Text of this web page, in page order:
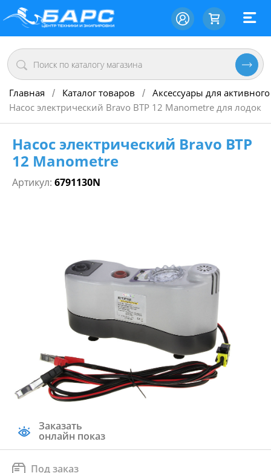
Главная / Каталог товаров / Аксессуары для
Насос электрический Bravo BTP 12 Manometre для лодок
Насос электрический Bravo BTP
12 Manometre
Артикул: 6791130N
Заказать
онлайн показ
Под заказ